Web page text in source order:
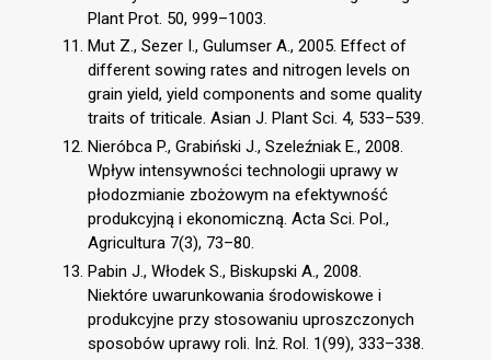
Plant Prot. 50, 999–1003.
Mut Z., Sezer I., Gulumser A., 2005. Effect of
different sowing rates and nitrogen levels on
grain yield, yield components and some quality
traits of triticale. Asian J. Plant Sci. 4, 533–539.
Nieróbca P., Grabiński J., Szeleźniak E., 2008.
Wpływ intensywności technologii uprawy w
płodozmianie zbożowym na efektywność
produkcyjną i ekonomiczną. Acta Sci. Pol.,
Agricultura 7(3), 73–80.
Pabin J., Włodek S., Biskupski A., 2008.
Niektóre uwarunkowania środowiskowe i
produkcyjne przy stosowaniu uproszczonych
sposobów uprawy roli. Inż. Rol. 1(99), 333–338.